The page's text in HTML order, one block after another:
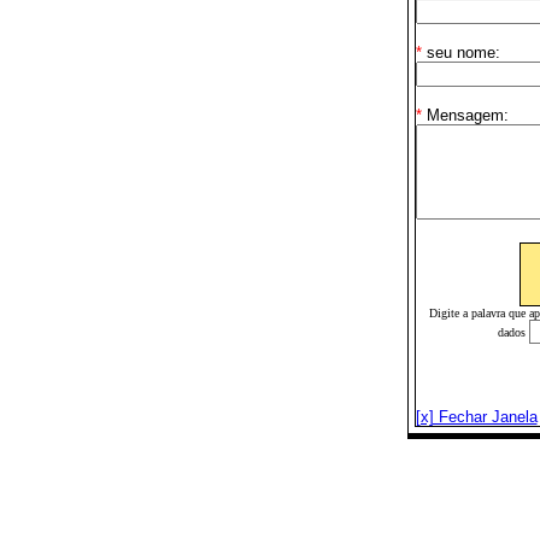
*seu nome:
*Mensagem:
Digite a palavra que
dados
[x] Fechar Janela